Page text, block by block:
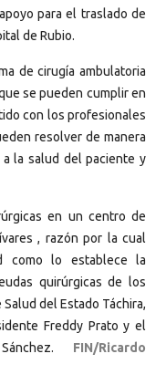
para el traslado de
de Rubio.
de cirugía ambulatoria
se pueden cumplir en
con los profesionales
resolver de manera
la salud del paciente y
en un centro de
, razón por la cual
como lo establece la
quirúrgicas de los
del Estado Táchira,
Freddy Prato y el
FIN/Ricardo